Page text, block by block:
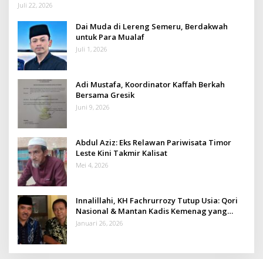
Juli 22, 2026
Dai Muda di Lereng Semeru, Berdakwah
untuk Para Mualaf
Juli 1, 2026
Adi Mustafa, Koordinator Kaffah Berkah
Bersama Gresik
Juni 9, 2026
Abdul Aziz: Eks Relawan Pariwisata Timor
Leste Kini Takmir Kalisat
Mei 4, 2026
Innalillahi, KH Fachrurrozy Tutup Usia: Qori
Nasional & Mantan Kadis Kemenag yang
Penuh Teladan
Januari 26, 2026